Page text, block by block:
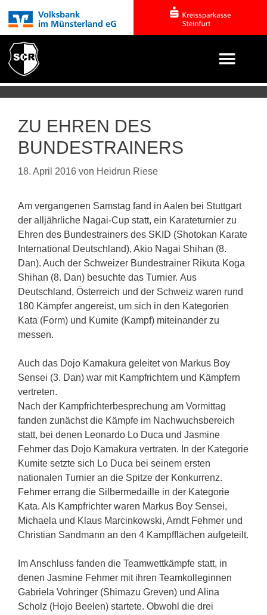
ZU EHREN DES
BUNDESTRAINERS
18. April 2016 von Heidrun Riese
Am vergangenen Samstag fand in Aalen bei Stuttgart
der alljährliche Nagai-Cup statt, ein Karateturnier zu
Ehren des Bundestrainers des SKID (Shotokan Karate
International Deutschland), Akio Nagai Shihan (8.
Dan). Auch der Schweizer Bundestrainer Rikuta Koga
Shihan (8. Dan) besuchte das Turnier. Aus
Deutschland, Österreich und der Schweiz waren rund
180 Kämpfer angereist, um sich in den Kategorien
Kata (Form) und Kumite (Kampf) miteinander zu
messen.
Auch das Dojo Kamakura geleitet von Markus Boy
Sensei (3. Dan) war mit Kampfrichtern und Kämpfern
vertreten.
Nach der Kampfrichterbesprechung am Vormittag
fanden zunächst die Kämpfe im Nachwuchsbereich
statt, bei denen Leonardo Lo Duca und Jasmine
Fehmer das Dojo Kamakura vertraten. In der Kategorie
Kumite setzte sich Lo Duca bei seinem ersten
nationalen Turnier an die Spitze der Konkurrenz.
Fehmer errang die Silbermedaille in der Kategorie
Kata. Als Kampfrichter waren Markus Boy Sensei,
Michaela und Klaus Marcinkowski, Arndt Fehmer und
Christian Sandmann an den 4 Kampfflächen aufgeteilt.
Im Anschluss fanden die Teamwettkämpfe statt, in
denen Jasmine Fehmer mit ihren Teamkolleginnen
Gabriela Vohringer (Shimazu Greven) und Alina
Scholz (Hojo Beelen) startete. Obwohl die drei